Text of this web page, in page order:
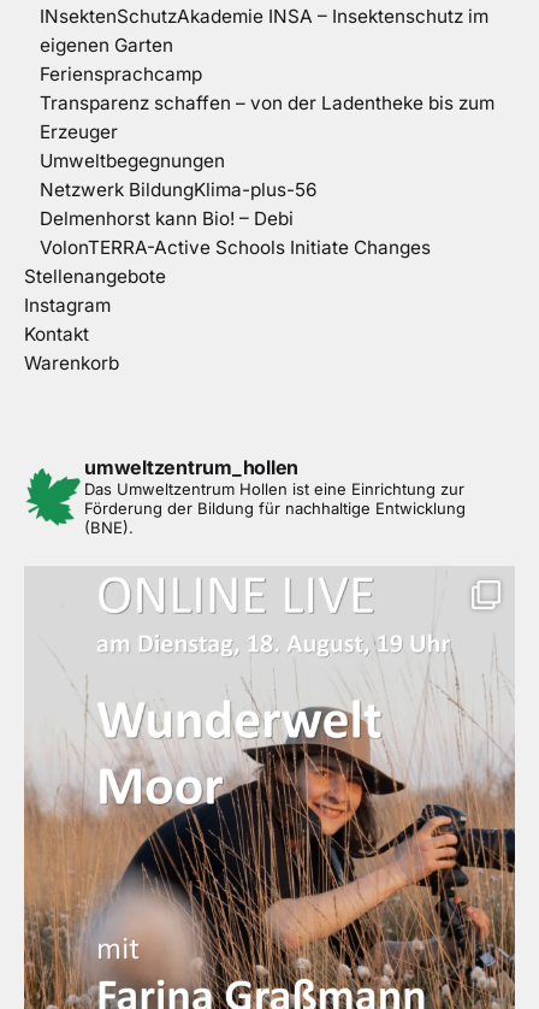
INsektenSchutzAkademie INSA – Insektenschutz im
eigenen Garten
Feriensprachcamp
Transparenz schaffen – von der Ladentheke bis zum
Erzeuger
Umweltbegegnungen
Netzwerk BildungKlima-plus-56
Delmenhorst kann Bio! – Debi
VolonTERRA-Active Schools Initiate Changes
Stellenangebote
Instagram
Kontakt
Warenkorb
umweltzentrum_hollen
Das Umweltzentrum Hollen ist eine Einrichtung zur
Förderung der Bildung für nachhaltige Entwicklung
(BNE).